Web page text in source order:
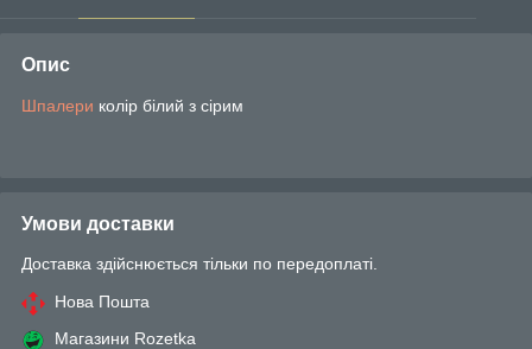
Опис
Шпалери колір білий з сірим
Умови доставки
Доставка здійснюється тільки по передоплаті.
Нова Пошта
Магазини Rozetka